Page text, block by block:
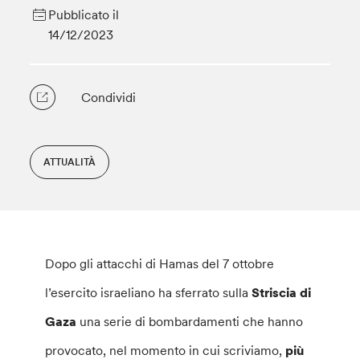
Pubblicato il
14/12/2023
Condividi
ATTUALITÀ
Dopo gli attacchi di Hamas del 7 ottobre
l’esercito israeliano ha sferrato sullaStriscia di
Gaza una serie di bombardamenti che hanno
provocato, nel momento in cui scriviamo, più